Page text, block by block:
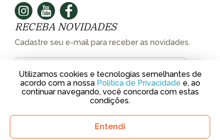
RECEBA NOVIDADES
Cadastre seu e-mail para receber as novidades.
Utilizamos cookies e tecnologias semelhantes de
acordo com a nossa Política de Privacidade e, ao
continuar navegando, você concorda com estas
condições.
Entendi